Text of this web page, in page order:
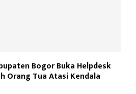
Bogor Buka Helpdesk
Orang Tua Atasi Kendala